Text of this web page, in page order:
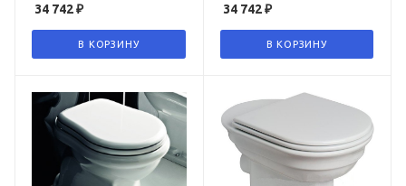
34 742₽
В КОРЗИНУ
34 742₽
В КОРЗИНУ